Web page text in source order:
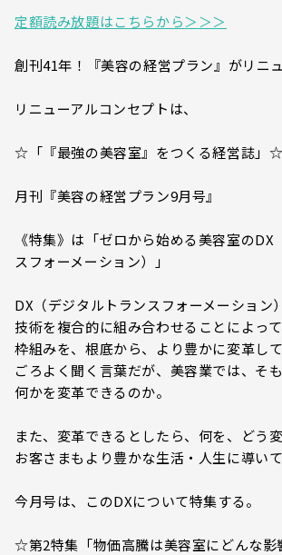
定額読み放題はこちらから＞＞＞
創刊41年！『美容の経営プラン』がリニ
リニューアルコンセプトは、
☆「『最強の美容室』をつくる経営誌」☆
月刊『美容の経営プラン9月号』
《特集》は「ゼロから始める美容室のDX
スフォーメーション）」
DX（デジタルトランスフォーメーション
技術を複合的に組み合わせることによっ
枠組みを、根底から、より豊かに変革し
ごろよく聞く言葉だが、美容業では、そ
何かを変革できるのか。
また、変革できるとしたら、何を、どう
お客さまもより豊かな生活・人生に導いて
今月号は、このDXについて特集する。
☆第2特集「物価高騰は美容室にどんな影